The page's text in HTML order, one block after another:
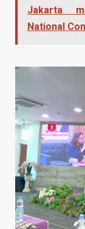
Jakarta
National